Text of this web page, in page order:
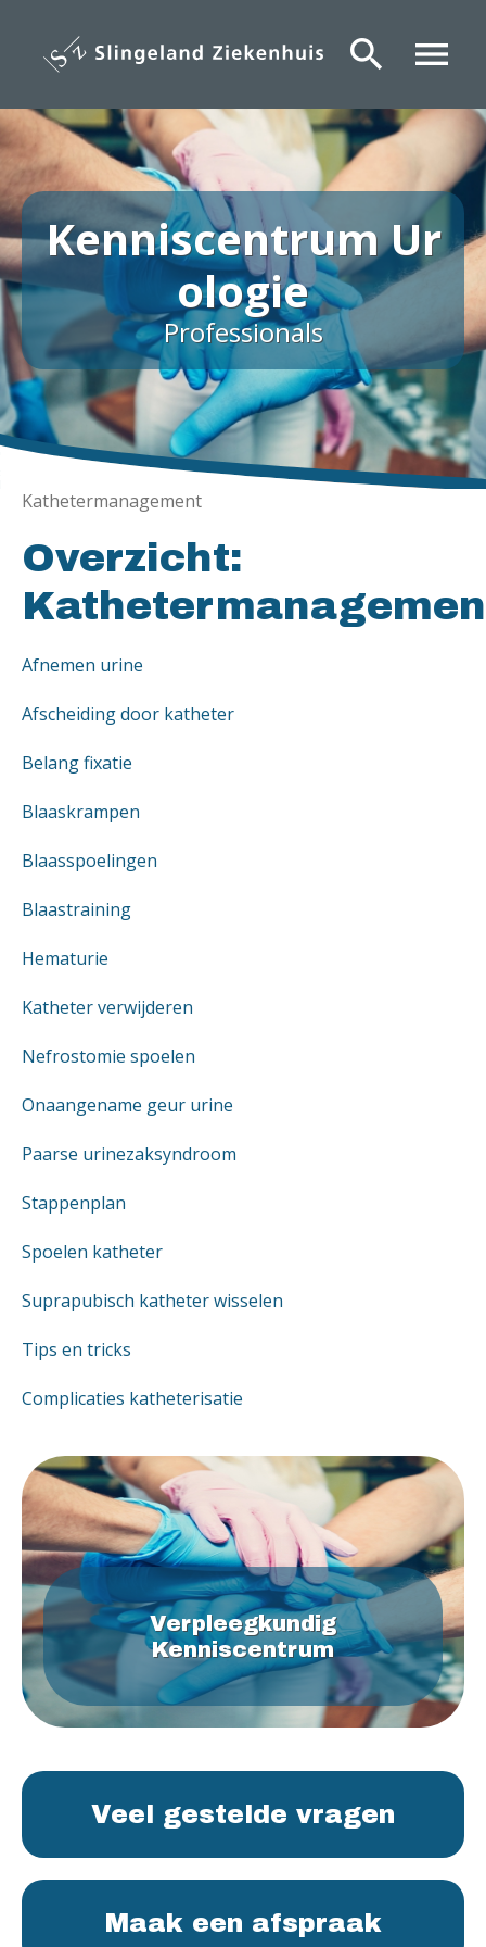
inhoud
gaan
menu
search
Kenniscentrum Ur
ologie
Professionals
Kathetermanagement
Overzicht:
Afnemen urine
Afscheiding door katheter
Belang fixatie
Blaaskrampen
Blaasspoelingen
Blaastraining
Hematurie
Katheter verwijderen
Nefrostomie spoelen
Onaangename geur urine
Paarse urinezaksyndroom
Stappenplan
Spoelen katheter
Suprapubisch katheter wisselen
Tips en tricks
Complicaties katheterisatie
Verpleegkundig
Kenniscentrum
Veel gestelde vragen
Maak een afspraak